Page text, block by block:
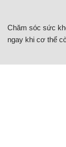
Chăm sóc sức
ngay khi cơ thể